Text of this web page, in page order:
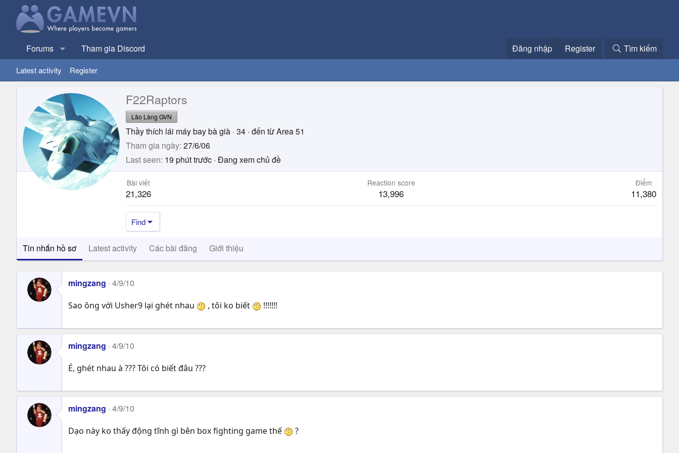
Forums Tham gia Discord Đăng nhập Register Tìm kiếm
Latest activity Register
F22Raptors
Lão Làng GVN
Thầy thích lái máy bay bà già · 34 · đến từArea 51
Tham gia ngày 27/6/06
Last seen 19 phút trước · Đang xem chủ đề
Bài viết
21,326
Reaction score
13,996
Điểm
11,380
Find
Tin nhắn hồ sơ Latest activity Các bài đăng Giới thiệu
mingzang 4/9/10
Sao ông với Usher9 lại ghét nhau , tôi ko biết !!!!!!!
mingzang 4/9/10
É, ghét nhau à ??? Tôi có biết đâu ???
mingzang 4/9/10
Dạo này ko thấy động tĩnh gì bên box fighting game thế ?